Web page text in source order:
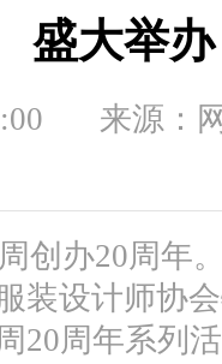
盛大举
来源：
创办20周年
装设计师协
周年系列活